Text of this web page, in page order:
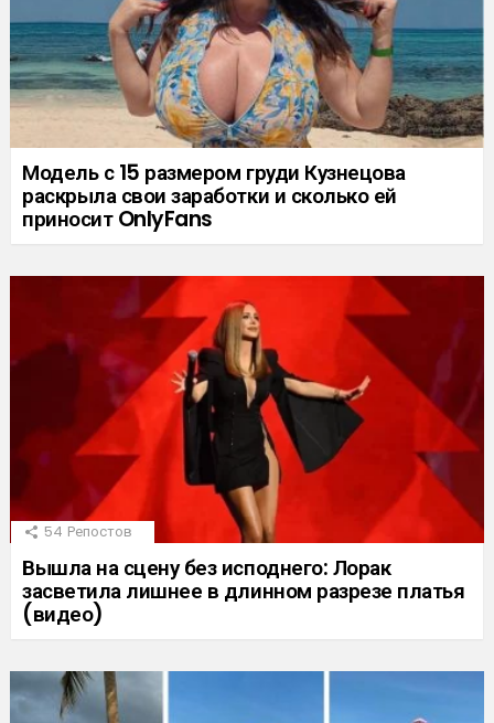
Модель с 15 размером груди Кузнецова
раскрыла свои заработки и сколько ей
приносит OnlyFans
54 Репостов
Вышла на сцену без исподнего: Лорак
засветила лишнее в длинном разрезе платья
(видео)